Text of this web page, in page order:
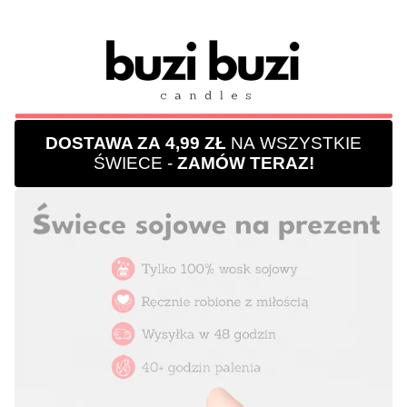
DOSTAWA ZA 4,99 ZŁ NA WSZYSTKIE
ŚWIECE - ZAMÓW TERAZ!